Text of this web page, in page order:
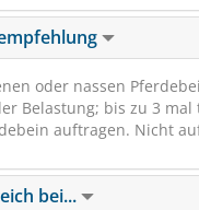
oder nassen
Belastung; bis zu 3
auftragen. Nicht
bei...